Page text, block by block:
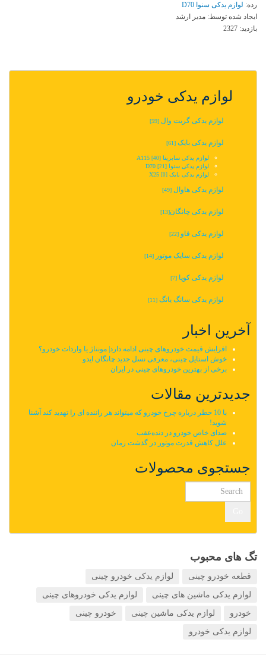
رده: لوازم یدکی سنوا D70
ایجاد شده توسط: مدیر ارشد
بازدید: 2327
لوازم یدکی خودرو
لوازم یدکی گریت وال [59]
لوازم یدکی بایک [61]
لوازم یدکی سابرینا A115 [40]
لوازم یدکی سنوا D70 [21]
لوازم یدکی بایک X25 [0]
لوازم یدکی هاوال [49]
لوازم یدکی چانگان‬‎[13]
لوازم یدکی فاو [22]
لوازم یدکی سایک موتور [14]
لوازم یدکی کوپا [7]
لوازم یدکی سانگ یانگ [11]
آخرین اخبار
افزایش قیمت خودروهای چینی ادامه دارد| مونتاژ یا واردات خودرو؟
خوش استایل چینی، معرفی نسل جدید چانگان ایدو
برخی از بهترین خودروهای چینی در ایران
جدیدترین مقالات
با 10 خطر درباره چرخ خودرو که میتواند هر راننده ای را تهدید کند آشنا
شوید!
صدای خاص خودرو در دنده‌عقب
علل کاهش قدرت موتور در گذشت زمان
جستجوی محصولات
تگ های محبوب
قطعه خودرو چینی لوازم یدکی خودرو چینی
لوازم یدکی ماشین های چینی لوازم یدکی خودروهای چینی
خودرو لوازم یدکی ماشین چینی خودرو چینی
لوازم یدکی خودرو